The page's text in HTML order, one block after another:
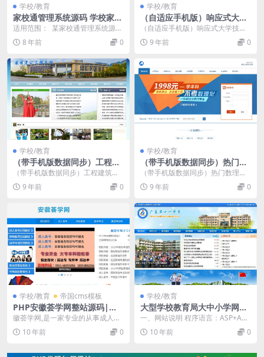
学校/教育
家校通管理系统源码 学校家长
联系平台源码 学校学生管理系
适用范围： 某家校通管理系统源码
下载 家校互通平台源码 学...
8 年前 0
学校/教育
（自适应手机版）响应式大学
技术学院类网站源码 HTML5
（自适应手机版）响应式大学技术
学院类网站织梦模板 HTML5大学大
专学校网站源码...
9 年前 0
学校/教育
（带手机版数据同步）工程建
筑职业院校学校类网站源码 大
专学校院校类织梦模板
（带手机版数据同步）工程建筑职
业院校学校类织梦模板 大专学校院
校类网站源码 该模...
9 年前 0
学校/教育
（带手机版数据同步）热门数
理化培训教育课程类网站源码
中小学培训机构网站织梦模板
（带手机版数据同步）热门数理化
培训教育课程类网站织梦模板 中小
学培训机构网站源码...
9 年前 0
学校/教育 帝国cms模板
PHP安徽荟学网整站源码|帝
国CMS内核教育招生网系统带
后台完整带采集
徽荟学网,是一家专业的从事成人学
历提升的机构!主要有成人高考,网络
教育,自学考试...
10 年前 0
学校/教育
大型学校教育局大中小学网站
源码模板蓝色双色版 生成htm
l静态页面
一、网站说明 程序语言：ASP+ACC
ESS 所属类型：SW6.8CMS 运行
环...10 年前 0